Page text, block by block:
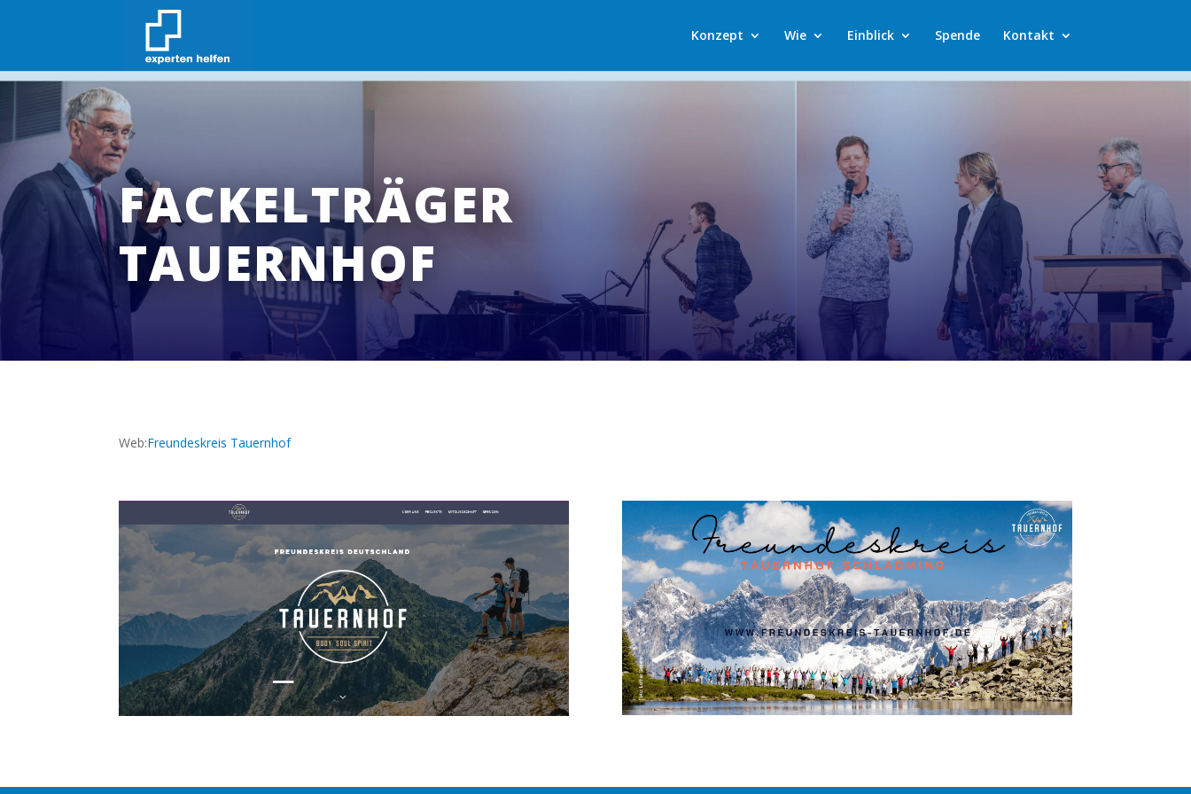
Konzept Wie Einblick Spende Kontakt
FACKELTRÄGER
TAUERNHOF
Web:Freundeskreis Tauernhof